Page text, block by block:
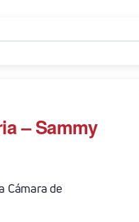
– Sammy
Cámara de